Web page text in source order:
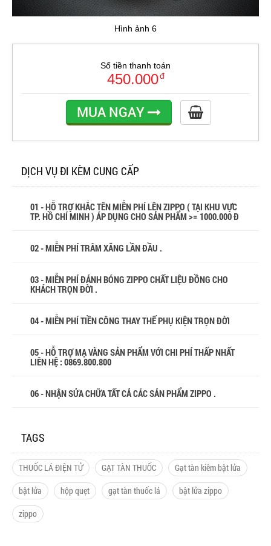
Hình ảnh 6
Số tiền thanh toán
450.000đ
MUA NGAY
DỊCH VỤ ĐI KÈM CUNG CẤP
01 - HỖ TRỢ KHẮC TÊN MIỄN PHÍ LÊN ZIPPO ( TẠI KHU VỰC
TP. HỒ CHÍ MINH ) ÁP DỤNG CHO SẢN PHẨM >= 1000.000 Đ
02 - MIỄN PHÍ TRÂM XĂNG LẦN ĐẦU .
03 - MIỄN PHÍ ĐÁNH BÓNG ZIPPO CHẤT LIỆU ĐỒNG CHO
KHÁCH TRỌN ĐỜI .
04 - MIỄN PHÍ TIỀN CÔNG THAY THẾ PHỤ KIỆN TRỌN ĐỜI
05 - HỖ TRỢ MẠ VÀNG SẢN PHẨM VỚI CHI PHÍ THẤP NHẤT
LIÊN HỆ : 0869.800.800
06 - NHẬN SỬA CHỮA TẤT CẢ CÁC SẢN PHẨM ZIPPO .
TAGS
THUỐC LÁ ĐIỆN TỬ GẠT TÀN THUỐC
Gạt tàn kiêm bật lửa
bật lửa
hộp quẹt gạt tàn thuốc lá
bật lửa zippo
zippo